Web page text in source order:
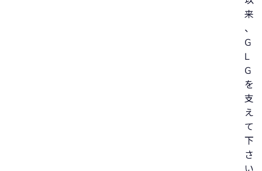
来
、
G
L
G
を
支
え
て
下
さ